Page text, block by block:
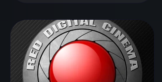
es eine Auswahl an Eventfotos aus
verschie